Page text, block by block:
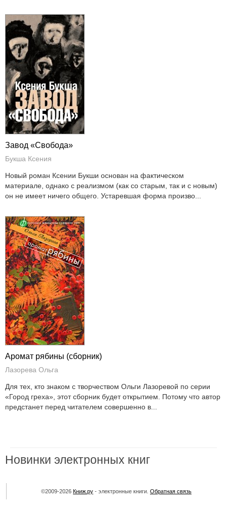
Завод «Свобода»
Букша Ксения
Новый роман Ксении Букши основан на фактическом
материале, однако с реализмом (как со старым, так и с новым)
он не имеет ничего общего. Устаревшая форма произво...
Аромат рябины (сборник)
Лазорева Ольга
Для тех, кто знаком с творчеством Ольги Лазоревой по серии
«Город греха», этот сборник будет открытием. Потому что автор
предстанет перед читателем совершенно в...
Новинки электронных книг
©2009-2026 Книж.ру - электронные книги. Обратная связь